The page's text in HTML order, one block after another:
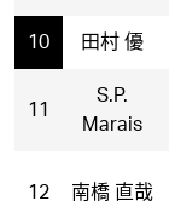
10 田村 優
11
S.P.
Marais
12 南橋 直哉